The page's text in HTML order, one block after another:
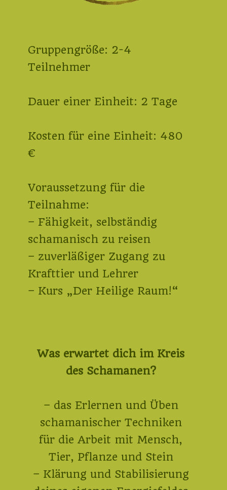
Gruppengröße: 2-4
Teilnehmer
Dauer einer Einheit: 2 Tage
Kosten für eine Einheit: 480
€
Voraussetzung für die
Teilnahme:
– Fähigkeit, selbständig
schamanisch zu reisen
– zuverläßiger Zugang zu
Krafttier und Lehrer
– Kurs „Der Heilige Raum!“
Was erwartet dich im Kreis
des Schamanen?
– das Erlernen und Üben
schamanischer Techniken
für die Arbeit mit Mensch,
Tier, Pflanze und Stein
– Klärung und Stabilisierung